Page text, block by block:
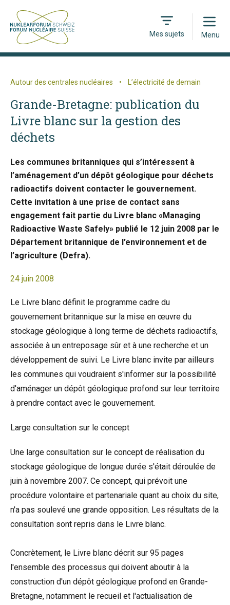
Mes sujets
Open
Menu
Autour des centrales nucléaires • L’électricité de demain
Grande-Bretagne: publication du
Livre blanc sur la gestion des
déchets
Les communes britanniques qui s’intéressent à
l’aménagement d’un dépôt géologique pour déchets
radioactifs doivent contacter le gouvernement.
Cette invitation à une prise de contact sans
engagement fait partie du Livre blanc «Managing
Radioactive Waste Safely» publié le 12 juin 2008 par le
Département britannique de l’environnement et de
l’agriculture (Defra).
24 juin 2008
Le Livre blanc définit le programme cadre du
gouvernement britannique sur la mise en œuvre du
stockage géologique à long terme de déchets radioactifs,
associée à un entreposage sûr et à une recherche et un
développement de suivi. Le Livre blanc invite par ailleurs
les communes qui voudraient s'informer sur la possibilité
d'aménager un dépôt géologique profond sur leur territoire
à prendre contact avec le gouvernement.
Large consultation sur le concept
Une large consultation sur le concept de réalisation du
stockage géologique de longue durée s'était déroulée de
juin à novembre 2007. Ce concept, qui prévoit une
procédure volontaire et partenariale quant au choix du site,
n'a pas soulevé une grande opposition. Les résultats de la
consultation sont repris dans le Livre blanc.
Concrètement, le Livre blanc décrit sur 95 pages
l'ensemble des processus qui doivent aboutir à la
construction d'un dépôt géologique profond en Grande-
Bretagne, notamment le recueil et l'actualisation de